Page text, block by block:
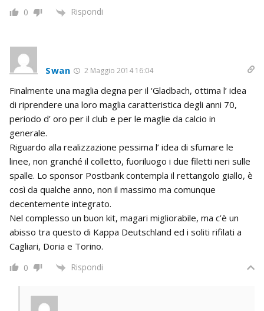
0 Rispondi
Swan 2 Maggio 2014 16:04
Finalmente una maglia degna per il ‘Gladbach, ottima l’ idea
di riprendere una loro maglia caratteristica degli anni 70,
periodo d’ oro per il club e per le maglie da calcio in
generale.
Riguardo alla realizzazione pessima l’ idea di sfumare le
linee, non granché il colletto, fuoriluogo i due filetti neri sulle
spalle. Lo sponsor Postbank contempla il rettangolo giallo, è
così da qualche anno, non il massimo ma comunque
decentemente integrato.
Nel complesso un buon kit, magari migliorabile, ma c’è un
abisso tra questo di Kappa Deutschland ed i soliti rifilati a
Cagliari, Doria e Torino.
0 Rispondi